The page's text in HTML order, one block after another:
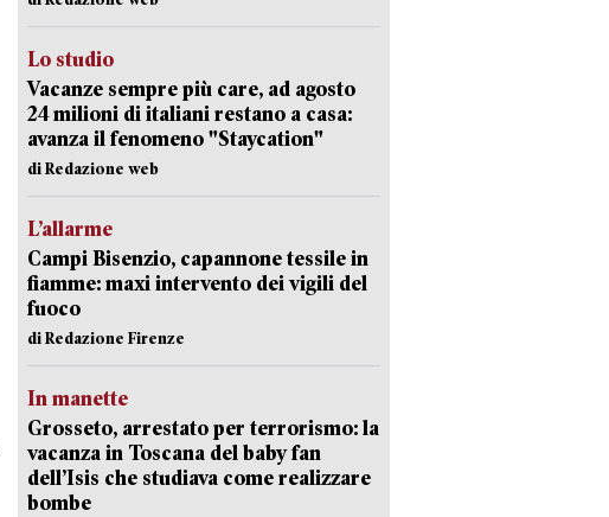
Lo studio
Vacanze sempre più care, ad agosto
24 milioni di italiani restano a casa:
avanza il fenomeno "Staycation"
di Redazione web
L’allarme
Campi Bisenzio, capannone tessile in
fiamme: maxi intervento dei vigili del
fuoco
di Redazione Firenze
In manette
Grosseto, arrestato per terrorismo: la
vacanza in Toscana del baby fan
dell’Isis che studiava come realizzare
bombe